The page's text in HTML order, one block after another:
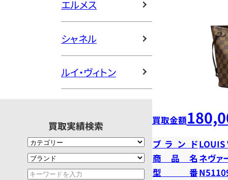
エルメス
シャネル
ルイ・ヴィトン
買取実績検索 買取金額
ブランドLOUIS
商品名 ネヴァ
型番